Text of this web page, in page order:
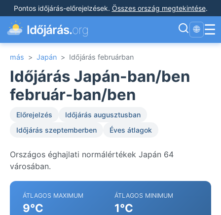
Pontos időjárás-előrejelzések. Összes ország megtekintése.
Időjárás.org 🌐 ☰
más > Japán > Időjárás februárban
Időjárás Japán-ban/ben
február-ban/ben
Előrejelzés
Időjárás augusztusban
Időjárás szeptemberben
Éves átlagok
Országos éghajlati normálértékek Japán 64
városában.
ÁTLAGOS MAXIMUM
9°C
ÁTLAGOS MINIMUM
1°C